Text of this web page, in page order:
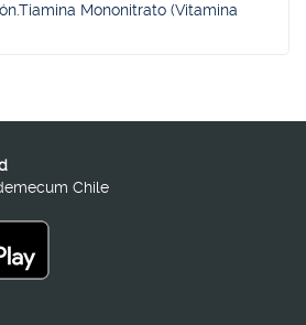
Mononitrato (Vitamina
Chile